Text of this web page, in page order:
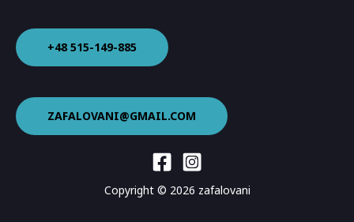
+48 515-149-885
ZAFALOVANI@GMAIL.COM
Copyright © 2026 zafalovani